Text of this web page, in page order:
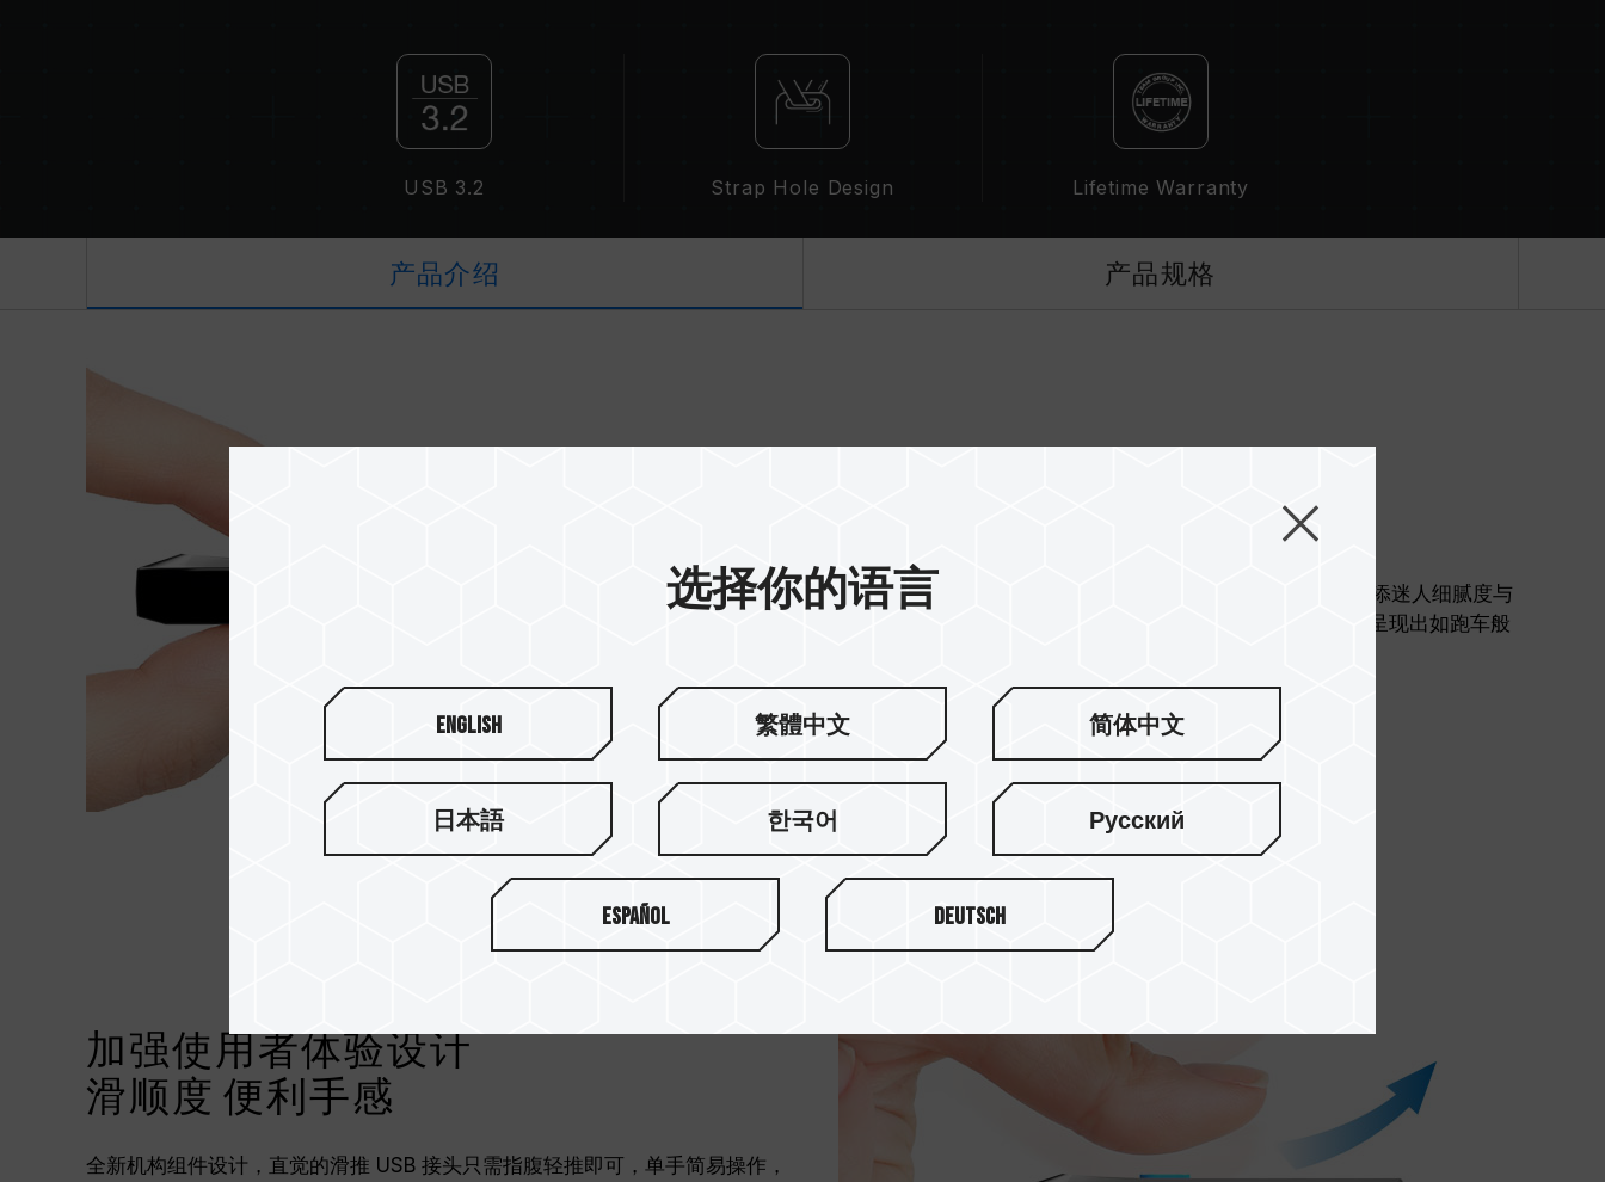
USB 3.2 Strap Hole Design Lifetime Warranty
产品介绍 产品规格
雾面喷砂与镜面设计，采用雾亮反差的表面设计强化立体度，增添迷人细腻度与
不凡手感。干净利落的跑车式肩线 , 让整体外观更加充满张力，呈现出如跑车般
加强使用者体验设计
滑顺度 便利手感
全新机构组件设计，直觉的滑推 USB 接头只需指腹轻推即可，单手简易操作，
选择你的语言
English 繁體中文 简体中文
日本語 한국어 Русский
Español Deutsch